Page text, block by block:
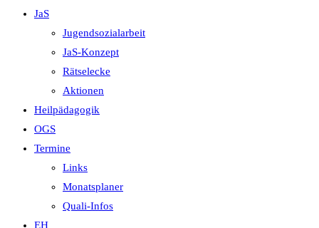
JaS
Jugendsozialarbeit
JaS-Konzept
Rätselecke
Aktionen
Heilpädagogik
OGS
Termine
Links
Monatsplaner
Quali-Infos
EH